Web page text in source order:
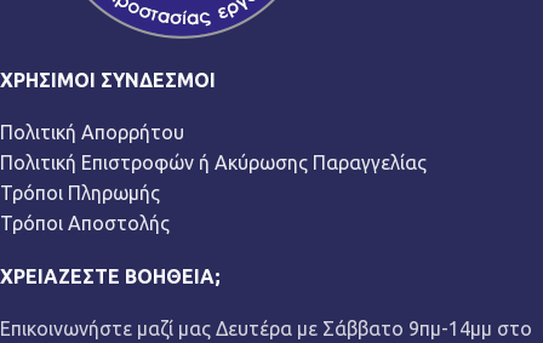
ΧΡΉΣΙΜΟΙ ΣΎΝΔΕΣΜΟΙ
Πολιτική Απορρήτου
Πολιτική Επιστροφών ή Ακύρωσης Παραγγελίας
Τρόποι Πληρωμής
Τρόποι Αποστολής
ΧΡΕΙΆΖΕΣΤΕ ΒΟΉΘΕΙΑ;
Επικοινωνήστε μαζί μας Δευτέρα με Σάββατο 9πμ-14μμ στο